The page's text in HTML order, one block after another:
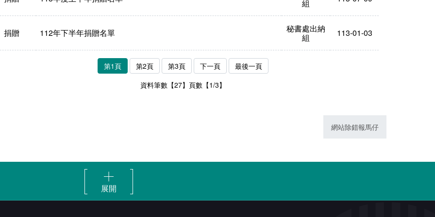
組
捐贈 112年下半年捐贈名單
秘書處出納
組
113-01-03
第1頁 第2頁 第3頁 下一頁
最後一頁
資料筆數【27】頁數【1/3】
網站除錯報馬仔
展開